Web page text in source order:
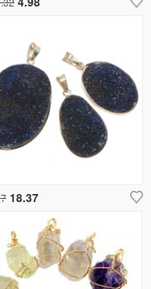
18.37